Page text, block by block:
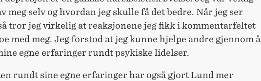
meg selv og hvordan jeg skulle få det bedre. Når jeg ser
tror jeg virkelig at reaksjonene jeg fikk i kommentarfeltet
med meg. Jeg forstod at jeg kunne hjelpe andre gjennom å
egne erfaringer rundt psykiske lidelser.
rundt sine egne erfaringer har også gjort Lund mer